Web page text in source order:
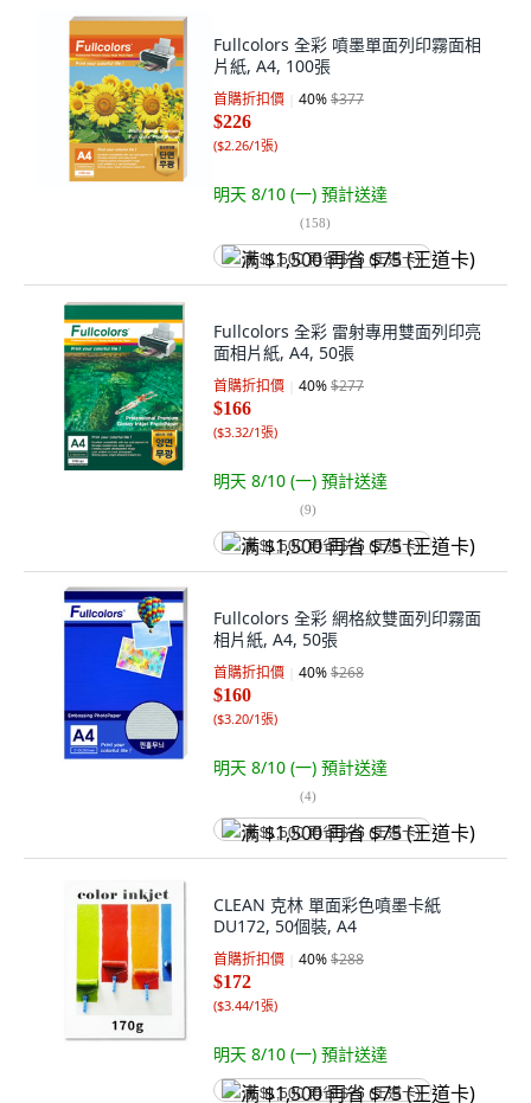
Fullcolors 全彩 噴墨單面列印霧面相
片紙, A4, 100張
首購折扣價 40%$377
$226
($2.26/1張)
明天 8/10 (一) 預計送達
(158)
满 $1,500 再省 $75 (王道卡)
Fullcolors 全彩 雷射專用雙面列印亮
面相片紙, A4, 50張
首購折扣價 40%$277
$166
($3.32/1張)
明天 8/10 (一) 預計送達
(9)
满 $1,500 再省 $75 (王道卡)
Fullcolors 全彩 網格紋雙面列印霧面
相片紙, A4, 50張
首購折扣價 40%$268
$160
($3.20/1張)
明天 8/10 (一) 預計送達
(4)
满 $1,500 再省 $75 (王道卡)
CLEAN 克林 單面彩色噴墨卡紙
DU172, 50個裝, A4
首購折扣價 40%$288
$172
($3.44/1張)
明天 8/10 (一) 預計送達
满 $1,500 再省 $75 (王道卡)